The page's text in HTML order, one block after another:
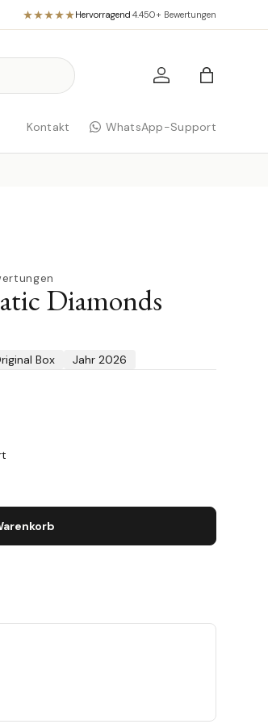
Hervorragend·4.450+ Bewertungen
Einloggen
Kontakt WhatsApp-Support
Diamonds
Box Jahr 2026